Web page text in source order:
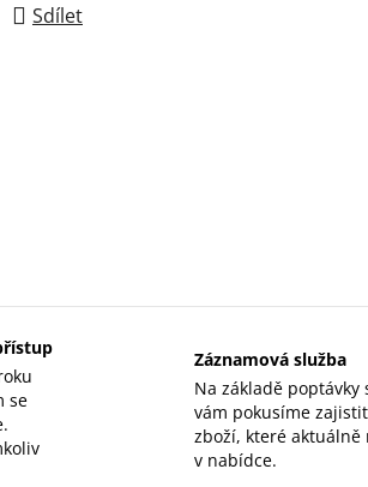
Sdílet
se
Záznamová služba
Na základě poptávky
vám pokusíme
zboží, které aktuálně
v nabídce.